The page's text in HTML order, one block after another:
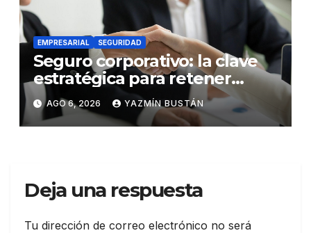
EMPRESARIAL SEGURIDAD
Seguro corporativo: la clave
estratégica para retener
talento en Ecuador
AGO 6, 2026 YAZMÍN BUSTÁN
Deja una respuesta
Tu dirección de correo electrónico no será